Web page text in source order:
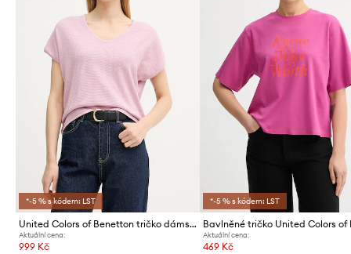
*-5 % s kódem: LST
United Colors of Benetton tričko dámské se lnem
Aktuální cena:
999 Kč
*-5 % s kódem: LST
Aktuální cena:
469 Kč